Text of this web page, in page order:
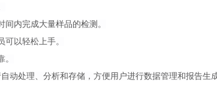
间内完成大量样品的检测。
可以轻松上手。
动处理、分析和存储，方便用户进行数据管理和报告生成